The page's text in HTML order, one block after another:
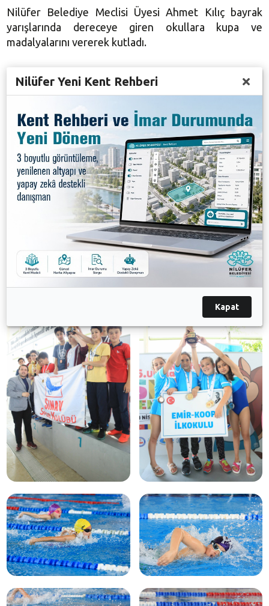
Nilüfer Belediye Meclisi Üyesi Ahmet Kılıç bayrak
yarışlarında dereceye giren okullara kupa ve
madalyalarını vererek kutladı.
Galeri
Nilüfer Yeni Kent Rehberi
Kapat